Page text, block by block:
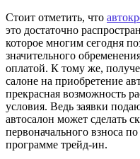
Стоит отметить, что
это достаточно
которое многим сегодня
значительного
оплатой. К тому же,
салоне на приобретение
прекрасная возможность
условия. Ведь заявки
автосалон может сделать
первоначального взноса
программе трейд-ин.